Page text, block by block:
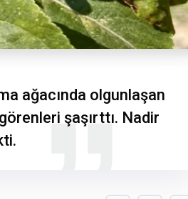
ağacında olgunlaşan
şaşırttı. Nadir